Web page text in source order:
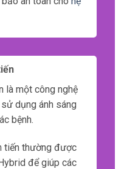
là một công nghệ
dụng ánh sáng
bệnh.
tiến thường được
để giúp các